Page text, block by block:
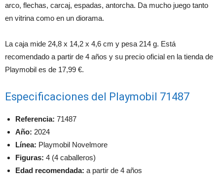
arco, flechas, carcaj, espadas, antorcha. Da mucho juego tanto
en vitrina como en un diorama.
La caja mide 24,8 x 14,2 x 4,6 cm y pesa 214 g. Está
recomendado a partir de 4 años y su precio oficial en la tienda de
Playmobil es de 17,99 €.
Especificaciones del Playmobil 71487
Referencia: 71487
Año: 2024
Línea: Playmobil Novelmore
Figuras: 4 (4 caballeros)
Edad recomendada: a partir de 4 años